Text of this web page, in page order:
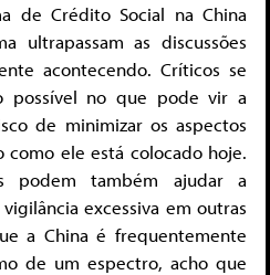
de Crédito Social na China
ultrapassam as discussões
acontecendo. Críticos se
possível no que pode vir a
de minimizar os aspectos
ele está colocado hoje.
podem também ajudar a
excessiva em outras
a China é frequentemente
de um espectro, acho que